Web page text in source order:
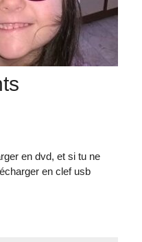
en dvd, et si tu ne
en clef usb